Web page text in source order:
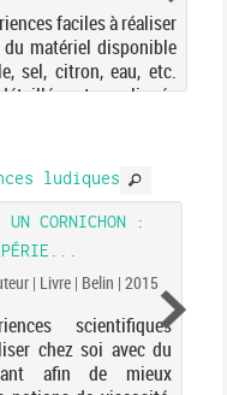
faciles à réaliser
matériel disponible
sel, citron, eau, etc.
et expliquée
ludiques
UN CORNICHON :
| Livre | Belin | 2015
scientifiques
chez soi avec du
afin de mieux